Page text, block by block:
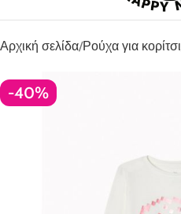
Αρχική σελίδα Ρούχα για κορίτσι
-40%